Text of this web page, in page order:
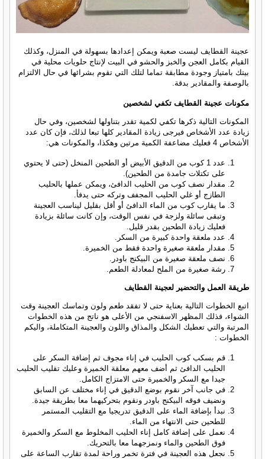
عجينة القطايف ليست صعبة ويمكن إعدادها بسهولة في المنزل، وكذلك
القيام بكامل العجن والخبز والحشو في البيت لإنتاج حلويات محلية في
بيتك بامتياز وجودة مطابقة تماما لتلك التي تقوم بشرائها في حال الالتزام
بالوصفة والمقادير بدقة.
مكونات عجينة القطايف تكفي لشخصين
المكونات التالية ذكرها تكفي لكمية تقدر بتناولها لشخصين، وفي حال
زيادة عدد الأشخاص فيرجى زيادة المقادير كلها تبعا لذلك، فإن كان عدد
الأشخاص 4 فعليك مضاعفة الكمية مرتين وهكذا، والمكونات هي:
عدد 1 كوب من الدقيق الأبيض أو الطحين المنخل (حتى لا يحتوي
على تكتلات جامدة من الطحين).
مقدار نصف كوب من الحليب الدافئ، ويمكن عملها بالحليب
الطازج أو غلي الحليب المجفف وتركه حتى يدفأ.
ما يقارب كوب من الماء الدافئ أو أقل بقليل ليناسب العجينة
وتبقى سائلة ولزجة في نفس الوقت، وإن كانت سائلة بزيادة
فعليك زيادة الطحين بقدر قليل.
عدد ملعقة واحدة كبيرة من السكر.
مقدار ملعقة صغيرة واحدة فقط من الخميرة.
نصف ملعقة صغيرة من البيكنج باودر.
رشة صغيرة من الملح لمعادلة الطعم.
طريقة العمل والتحضير لعجينة القطايف
اتبع الخطوات التالية بعناية حتى لا تفقد طعم ولون وتماسك العجينة وقت
الشواء، فذلك المظهر الاسفنجي من الأعلى هو ناتج من هذه الخطوات
المرتبة والتي تعطيك الشكل والمذاق واللون والعجينة المتكاملة، واليكم
الخطوات :
قم بسكب كوب الحليب في إناء مجوف ثم إضافة السكر على
الحليب الدافئ ثم أضف معهم معلقة الخميرة وعليك تقليب الحليب
جيدا مع السكر والخميرة حتى الامتزاج الكامل.
في جانب آخر نقوم بوضع الدقيق في إناء مختلف عن السابق
ونضيف فوقه البيكنج باودر ونقوم بتحركيهما معا بطريقة جيدة.
نبدأ بإضافة الماء على الدقيق تدريجيا مع التقليب المستمر
للطحين حتى الانتهاء من الماء.
نعمل على إضافة كامل إناء الحليب المخلوط مع السكر والخميرة
فوق الطحين والماء ونمزجهما معا بالتحريك.
نجعل هذه العجينة في فترة تخمر وراحة لمدة تقارب الساعة على